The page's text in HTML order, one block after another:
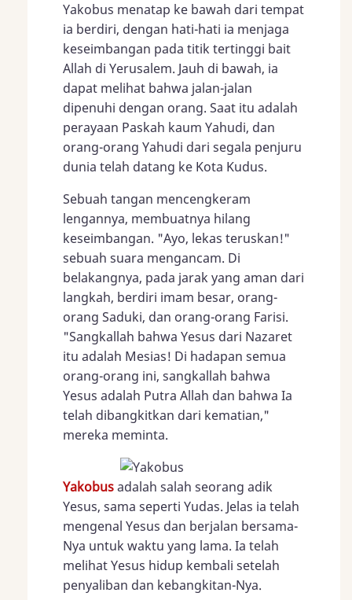
Yakobus menatap ke bawah dari tempat
ia berdiri, dengan hati-hati ia menjaga
keseimbangan pada titik tertinggi bait
Allah di Yerusalem. Jauh di bawah, ia
dapat melihat bahwa jalan-jalan
dipenuhi dengan orang. Saat itu adalah
perayaan Paskah kaum Yahudi, dan
orang-orang Yahudi dari segala penjuru
dunia telah datang ke Kota Kudus.
Sebuah tangan mencengkeram
lengannya, membuatnya hilang
keseimbangan. "Ayo, lekas teruskan!"
sebuah suara mengancam. Di
belakangnya, pada jarak yang aman dari
langkah, berdiri imam besar, orang-
orang Saduki, dan orang-orang Farisi.
"Sangkallah bahwa Yesus dari Nazaret
itu adalah Mesias! Di hadapan semua
orang-orang ini, sangkallah bahwa
Yesus adalah Putra Allah dan bahwa Ia
telah dibangkitkan dari kematian,"
mereka meminta.
Yakobusadalah salah seorang adik
Yesus, sama seperti Yudas. Jelas ia telah
mengenal Yesus dan berjalan bersama-
Nya untuk waktu yang lama. Ia telah
melihat Yesus hidup kembali setelah
penyaliban dan kebangkitan-Nya.